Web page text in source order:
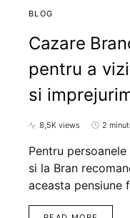
BLOG
Cazare
pentru a
si
8,5K views 2
Pentru
si la Bran
aceasta pensiune